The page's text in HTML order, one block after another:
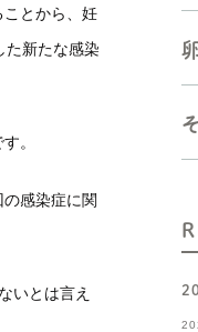
とから、妊
た新たな感染
。
感染症に関
いとは言え